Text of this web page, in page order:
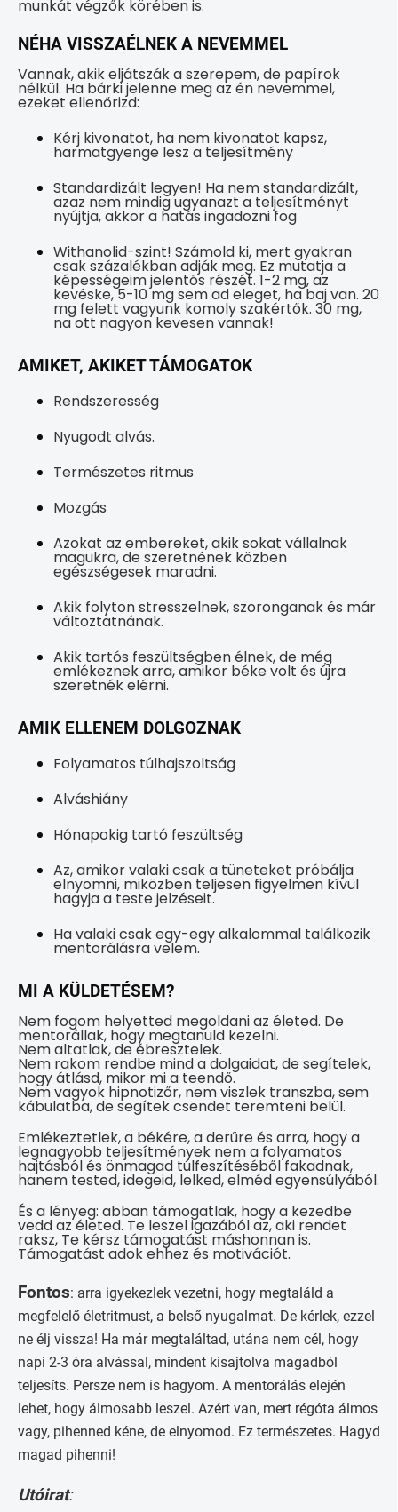
munkát végzők körében is.
NÉHA VISSZAÉLNEK A NEVEMMEL
Vannak, akik eljátszák a szerepem, de papírok
nélkül. Ha bárki jelenne meg az én nevemmel,
ezeket ellenőrizd:
Kérj kivonatot, ha nem kivonatot kapsz,
harmatgyenge lesz a teljesítmény
Standardizált legyen! Ha nem standardizált,
azaz nem mindig ugyanazt a teljesítményt
nyújtja, akkor a hatás ingadozni fog
Withanolid-szint! Számold ki, mert gyakran
csak százalékban adják meg. Ez mutatja a
képességeim jelentős részét. 1-2 mg, az
kevéske, 5-10 mg sem ad eleget, ha baj van. 20
mg felett vagyunk komoly szakértők. 30 mg,
na ott nagyon kevesen vannak!
AMIKET, AKIKET TÁMOGATOK
Rendszeresség
Nyugodt alvás.
Természetes ritmus
Mozgás
Azokat az embereket, akik sokat vállalnak
magukra, de szeretnének közben
egészségesek maradni.
Akik folyton stresszelnek, szoronganak és már
változtatnának.
Akik tartós feszültségben élnek, de még
emlékeznek arra, amikor béke volt és újra
szeretnék elérni.
AMIK ELLENEM DOLGOZNAK
Folyamatos túlhajszoltság
Alváshiány
Hónapokig tartó feszültség
Az, amikor valaki csak a tüneteket próbálja
elnyomni, miközben teljesen figyelmen kívül
hagyja a teste jelzéseit.
Ha valaki csak egy-egy alkalommal találkozik
mentorálásra velem.
MI A KÜLDETÉSEM?
Nem fogom helyetted megoldani az életed. De
mentorállak, hogy megtanuld kezelni.
Nem altatlak, de ébresztelek.
Nem rakom rendbe mind a dolgaidat, de segítelek,
hogy átlásd, mikor mi a teendő.
Nem vagyok hipnotizőr, nem viszlek transzba, sem
kábulatba, de segítek csendet teremteni belül.
Emlékeztetlek, a békére, a derűre és arra, hogy a
legnagyobb teljesítmények nem a folyamatos
hajtásból és önmagad túlfeszítéséből fakadnak,
hanem tested, idegeid, lelked, elméd egyensúlyából.
És a lényeg: abban támogatlak, hogy a kezedbe
vedd az életed. Te leszel igazából az, aki rendet
raksz, Te kérsz támogatást máshonnan is.
Támogatást adok ehhez és motivációt.
Fontos: arra igyekezlek vezetni, hogy megtaláld a
megfelelő életritmust, a belső nyugalmat. De kérlek, ezzel
ne élj vissza! Ha már megtaláltad, utána nem cél, hogy
napi 2-3 óra alvással, mindent kisajtolva magadból
teljesíts. Persze nem is hagyom. A mentorálás elején
lehet, hogy álmosabb leszel. Azért van, mert régóta álmos
vagy, pihenned kéne, de elnyomod. Ez természetes. Hagyd
magad pihenni!
Utóirat: